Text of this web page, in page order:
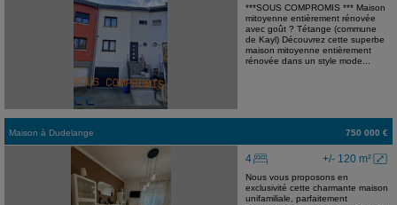
***SOUS COMPROMIS *** Maison
mitoyenne entièrement rénovée
avec goût ? Tétange (commune
de Kayl) Découvrez cette superbe
maison mitoyenne entièrement
rénovée dans un style mode...
Maison à Dudelange 750 000 €
+/- 120 m²
4
Nous vous proposons en
exclusivité cette charmante maison
unifamiliale, parfaitement